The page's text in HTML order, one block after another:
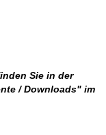
Sie in der
/ Downloads" im